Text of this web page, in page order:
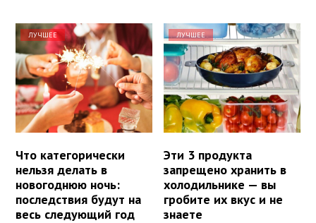
ЛУЧШЕЕ
Что категорически
нельзя делать в
новогоднюю ночь:
последствия будут на
весь следующий год
ЛУЧШЕЕ
Эти 3 продукта
запрещено хранить в
холодильнике — вы
гробите их вкус и не
знаете